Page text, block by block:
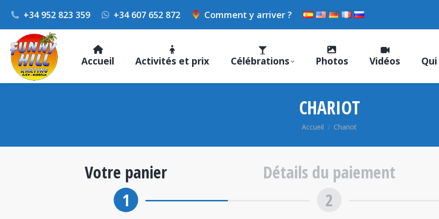
+34 952 823 359 +34 607 652 872 Comment y arriver ?
Accueil Activités et prix Célébrations Photos Vidéos
CHARIOT
Vous êtes ici :
Accueil Chariot
Votre panier
1
Détails du paiement
2